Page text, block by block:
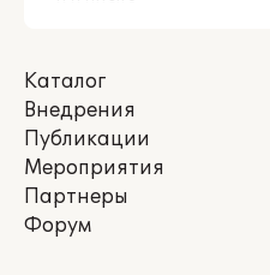
Каталог
Внедрения
Публикации
Мероприятия
Партнеры
Форум